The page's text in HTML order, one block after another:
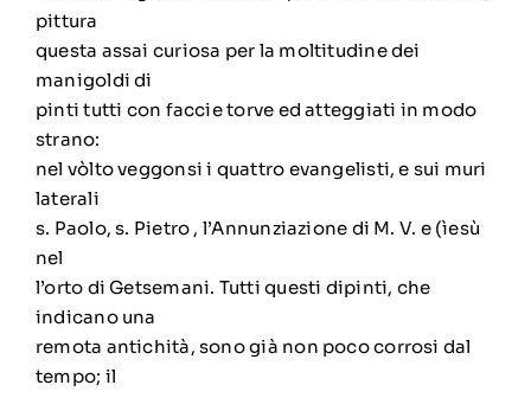
pittura
questa assai curiosa per la moltitudine dei
manigoldi di
pinti tutti con faccie torve ed atteggiati in modo
strano:
nel vòlto veggonsi i quattro evangelisti, e sui muri
laterali
s. Paolo, s. Pietro , l’Annunziazione di M. V. e (ìesù
nel
l’orto di Getsemani. Tutti questi dipinti, che
indicano una
remota antichità, sono già non poco corrosi dal
tempo; il